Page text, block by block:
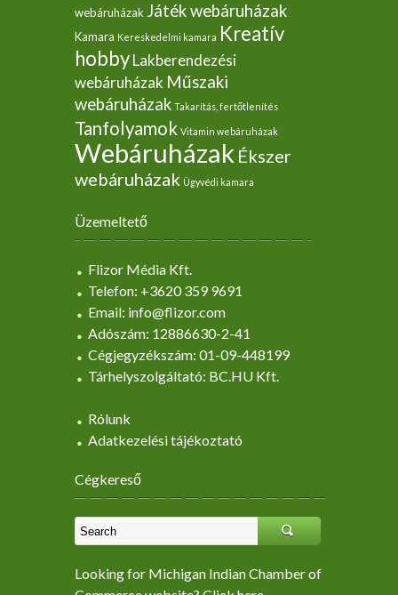
webáruházak Játék webáruházak
Kamara Kereskedelmi kamara Kreatív
hobbyLakberendezési
webáruházak Műszaki
webáruházak Takarítás, fertőtlenítés
Tanfolyamok Vitamin webáruházak
Webáruházak Ékszer
webáruházak Ügyvédi kamara
Üzemeltető
Flizor Média Kft.
Telefon: +3620 359 9691
Email: info@flizor.com
Adószám: 12886630-2-41
Cégjegyzékszám: 01-09-448199
Tárhelyszolgáltató: BC.HU Kft.
Rólunk
Adatkezelési tájékoztató
Cégkereső
Looking for Michigan Indian Chamber of